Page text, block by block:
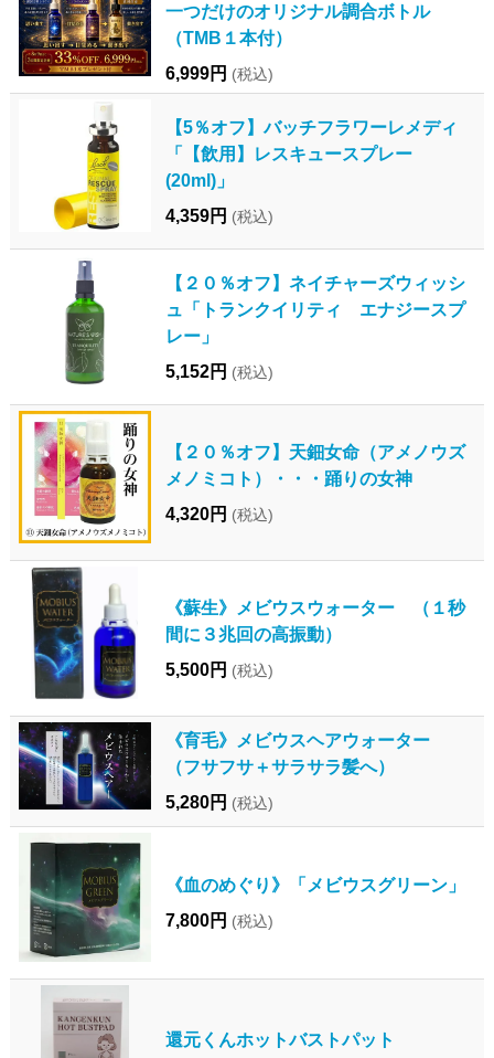
一つだけのオリジナル調合ボトル
（TMB１本付）
6,999円 (税込)
【5％オフ】バッチフラワーレメディ
「【飲用】レスキュースプレー
(20ml)」
4,359円 (税込)
【２０％オフ】ネイチャーズウィッシ
ュ「トランクイリティ エナジースプ
レー」
5,152円 (税込)
【２０％オフ】天鈿女命（アメノウズ
メノミコト）・・・踊りの女神
4,320円 (税込)
《蘇生》メビウスウォーター （１秒
間に３兆回の高振動）
5,500円 (税込)
《育毛》メビウスヘアウォーター
（フサフサ＋サラサラ髪へ）
5,280円 (税込)
《血のめぐり》「メビウスグリーン」
7,800円 (税込)
還元くんホットバストパット